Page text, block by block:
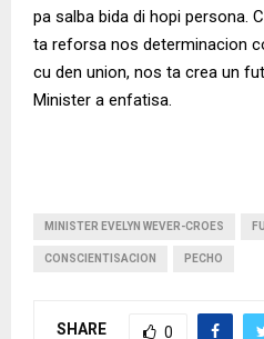
pa salba bida di hopi persona.
ta reforsa nos determinacion
cu den union, nos ta crea un
Minister a enfatisa.
MINISTER EVELYN WEVER-CROES
CONSCIENTISACION PECHO
SHARE 0